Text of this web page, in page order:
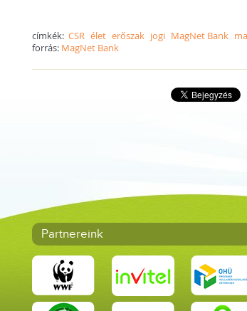
címkék:CSR élet erőszak jogi MagNet Bank
forrás: MagNet Bank
Partnereink